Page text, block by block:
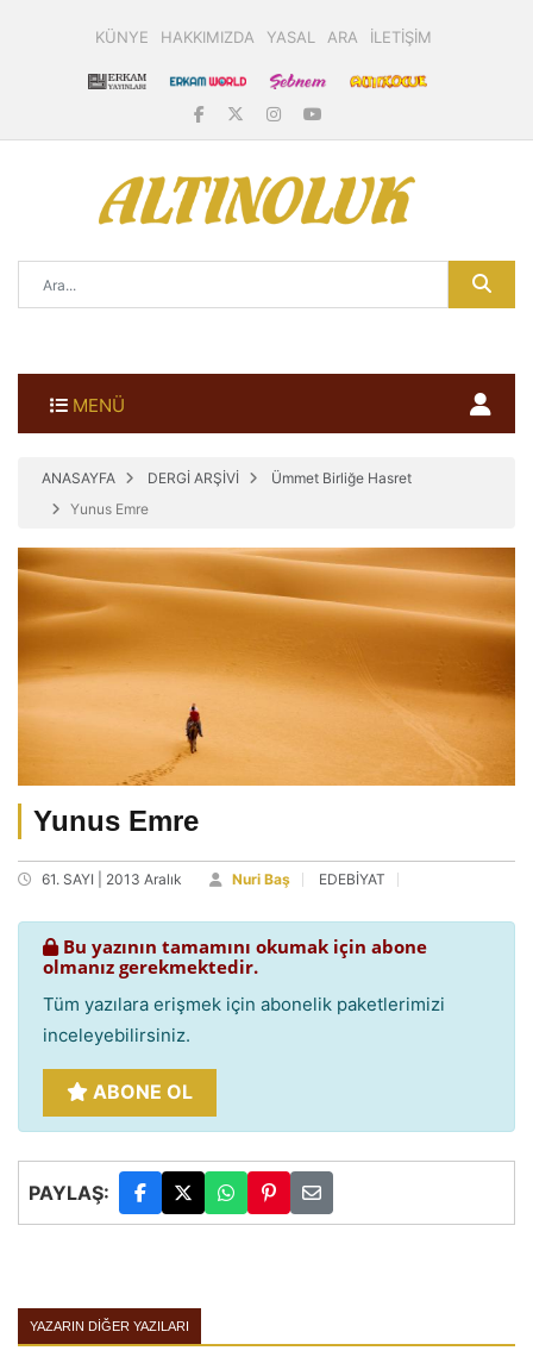
KÜNYE HAKKIMIZDA YASAL ARA İLETİŞİM
MENÜ
ANASAYFA DERGİ ARŞİVİ
Ümmet Birliğe Hasret
Yunus Emre
Yunus Emre
61. SAYI | 2013 Aralık Nuri Baş EDEBİYAT
Bu yazının tamamını okumak için abone
olmanız gerekmektedir.
Tüm yazılara erişmek için abonelik paketlerimizi
inceleyebilirsiniz.
ABONE OL
PAYLAŞ:
YAZARIN DIĞER YAZILARI